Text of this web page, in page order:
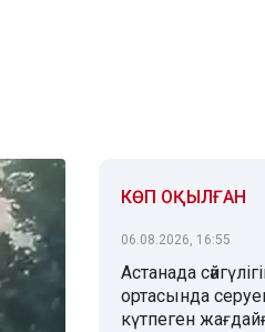
КӨП ОҚЫЛҒАН
06.08.2026, 16:55
Астанада
ортасында
күтпеген